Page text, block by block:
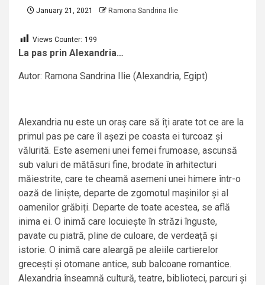
January 21, 2021 Ramona Sandrina Ilie
Views Counter: 199
La pas prin Alexandria…
Autor: Ramona Sandrina Ilie (Alexandria, Egipt)
Alexandria nu este un oraș care să îți arate tot ce are la
primul pas pe care îl așezi pe coasta ei turcoaz și
vălurită. Este asemeni unei femei frumoase, ascunsă
sub valuri de mătăsuri fine, brodate în arhitecturi
măiestrite, care te cheamă asemeni unei himere într-o
oază de liniște, departe de zgomotul mașinilor și al
oamenilor grăbiți. Departe de toate acestea, se află
inima ei. O inimă care locuiește în străzi înguste,
pavate cu piatră, pline de culoare, de verdeață și
istorie. O inimă care aleargă pe aleiile cartierelor
grecești și otomane antice, sub balcoane romantice.
Alexandria înseamnă cultură, teatre, biblioteci, parcuri și